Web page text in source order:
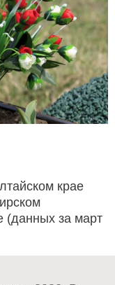
крае
(данных за март